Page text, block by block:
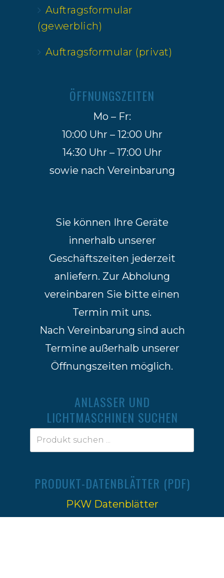
Auftragsformular
(gewerblich)
Auftragsformular (privat)
ÖFFNUNGSZEITEN
Mo – Fr:
10:00 Uhr – 12:00 Uhr
14:30 Uhr – 17:00 Uhr
sowie nach Vereinbarung
Sie können Ihre Geräte
innerhalb unserer
Geschäftszeiten jederzeit
anliefern. Zur Abholung
vereinbaren Sie bitte einen
Termin mit uns.
Nach Vereinbarung sind auch
Termine außerhalb unserer
Öffnungszeiten möglich.
ANLASSER UND
LICHTMASCHINEN SUCHEN
PRODUKT-DATENBLÄTTER (PDF)
PKW Datenblätter